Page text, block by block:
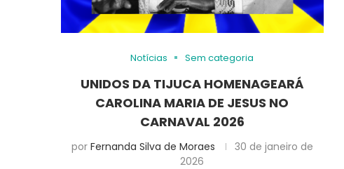
Notícias Sem categoria
UNIDOS DA TIJUCA HOMENAGEARÁ
CAROLINA MARIA DE JESUS NO
CARNAVAL 2026
por Fernanda Silva de Moraes
30 de janeiro de
2026